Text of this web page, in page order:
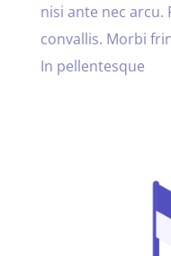
nisi ante nec arcu.
convallis. Morbi
In pellentesque